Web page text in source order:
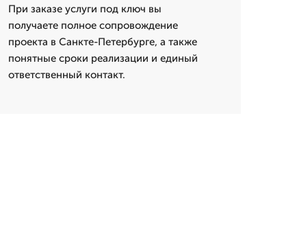
При заказе услуги под ключ вы
получаете полное сопровождение
проекта в Санкте-Петербурге, а также
понятные сроки реализации и единый
ответственный контакт.